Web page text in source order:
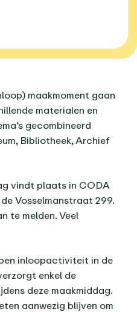
item
maakmoment gaan
materialen en
gecombineerd
Bibliotheek, Archief
vindt plaats in CODA
Vosselmanstraat 299.
te melden. Veel
inloopactiviteit in de
enkel de
deze maakmiddag.
aanwezig blijven om